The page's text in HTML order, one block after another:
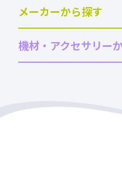
メーカーから探す
機材・アクセサリー